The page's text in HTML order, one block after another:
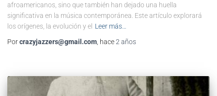
afroamericanos, sino que también han dejado una huella
significativa en la música contemporánea. Este artículo explorará
los orígenes, la evolución y el Leer más…
Porcrazyjazzers@gmail.com , hace2 años